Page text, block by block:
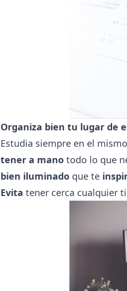
Organiza bien tu lugar de
Estudia siempre en el
tener a mano todo lo que
bien iluminado que te
Evita tener cerca cualquier